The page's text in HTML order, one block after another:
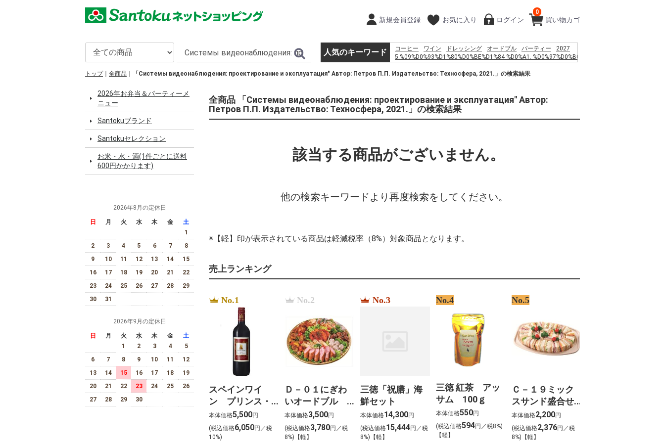
買い物カゴ
0
新規会員登録 お気に入り ログイン
人気のキーワード コーヒー ワイン ドレッシング オードブル パーティー
2027
5.%09%D0%93%D1%80%D0%BE%D1%84 %D0%A1. %D0%97%D0%B0
%D0%BC%D0%BE%D0%B7%D0%B3%D0%B0%3a
%D0%B2
%E2%80%93 %D0%9C.%2c 1994. %E2%80%93 %D1%81.
%EB%8F%99%EC%9D%98
%EC%B9%9C%EA%B5%AC%EC%97%84%EB%A7%88
%EF%BC%91%EF%BC%92%EF%BC%93%E3%80%80%E5%A4%A7%E9%98%AA
%D0%B8%D0%BC%D0%BF%D0%B5%D1%80%D0%B8%D1%8F
%D9%83%D8%A7%D9%85%D9%8A%D8%B1%D8%A9
%D9%85%D8%B1%D8%A7%D9%82%D8%A8%D8%A9
トップ 全商品 「Системы видеонаблюдения: проектирование и эксплуатация" Автор: Петров П.П. Издательство: Техносфера, 2021.」の検索結果
2026年お弁当＆パーティーメ
ニュー
Santokuブランド
Santokuセレクション
お米・水・酒(1件ごとに送料
600円かかります)
2026年8月の定休日
日 月 火 水 木 金
土
1
2
3 4 5 6 7
8
9
10 11 12 13 14
15
16
17 18 19 20 21
22
23
24 25 26 27 28
29
30
31
2026年9月の定休日
日 月 火 水 木 金
土
1
2 3 4
5
6
7 8 9 10 11
12
13
14 15 16 17 18
19
20
21 22 23 24 25
26
27
28 29 30
全商品 「Системы видеонаблюдения: проектирование и эксплуатация" Автор:
Петров П.П. Издательство: Техносфера, 2021.」の検索結果
該当する商品がございません。
他の検索キーワードより再度検索をしてください。
※【軽】印が表示されている商品は軽減税率（8%）対象商品となります。
売上ランキング
No.1
スペインワイ
ン プリンス・
デ・バオ
（赤）
750ml×12本
本体価格5,500円
(税込価格6,050円／税
10%)
No.2
Ｄ－０１にぎわ
いオードブル
（約４～５名様
向け） 大
本体価格3,500円
(税込価格3,780円／税
8%)【軽】
No.3
三徳「祝膳」海
鮮セット
本体価格14,300円
(税込価格15,444円／税
8%)【軽】
No.4
三徳 紅茶 アッ
サム 100ｇ
本体価格550円
(税込価格594円／税8%)
【軽】
No.5
Ｃ－１９ミック
スサンド盛合せ
（約３～４名様
向け）
本体価格2,200円
(税込価格2,376円／税
8%)【軽】